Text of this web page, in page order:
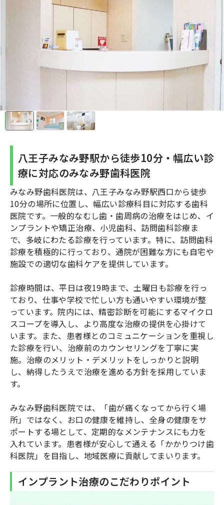
八王子みなみ野駅から徒歩10分・幅広い診
療に対応のみなみ野歯科医院
みなみ野歯科医院は、八王子みなみ野駅西口から徒歩
10分の場所に位置し、幅広い診療科目に対応する歯科
医院です。一般的なむし歯・歯周病の治療をはじめ、イ
ンプラントや矯正治療、小児歯科、訪問歯科診療ま
で、多岐にわたる診療を行っています。特に、訪問歯科
診療を積極的に行っており、通院が困難な方にも自宅や
施設での適切な歯科ケアを提供しています。
診療時間は、平日は夜19時まで、土曜日も診療を行っ
ており、仕事や学校で忙しい方も通いやすい環境が整
っています。院内には、精密診断を可能にするマイクロ
スコープを導入し、より高度な治療の提供を心掛けて
います。また、患者様とのコミュニケーションを重視し
た診療を行い、治療前のカウンセリングを丁寧に実
施。治療のメリット・デメリットをしっかりと説明
し、納得したうえで治療を進める方針を採用していま
す。
みなみ野歯科医院では、「歯が痛くなってから行く場
所」ではなく、お口の健康を維持し、全身の健康をサ
ポートする場として、定期的なメンテナンスにも力を
入れています。患者様が安心して通える「かかりつけ歯
科医院」を目指し、地域医療に貢献してまいります。
インプラント治療のこだわりポイント